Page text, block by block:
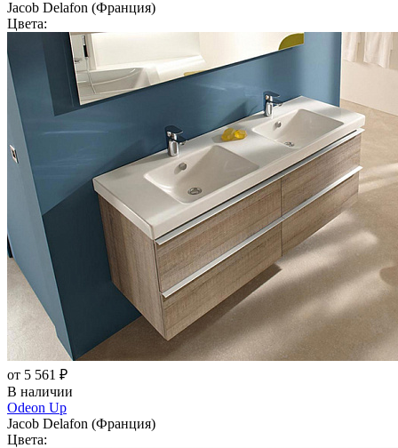
Jacob Delafon (Франция)
Цвета:
от 5 561 ₽
В наличии
Odeon Up
Jacob Delafon (Франция)
Цвета: